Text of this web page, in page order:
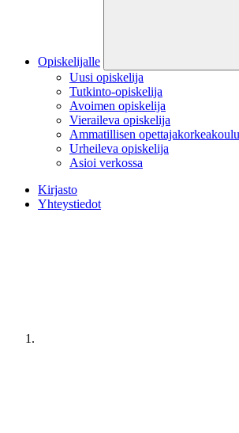
Opiskelijalle
Uusi opiskelija
Tutkinto-opiskelija
Avoimen opiskelija
Vieraileva opiskelija
Ammatillisen
Urheileva opiskelija
Asioi verkossa
Kirjasto
Yhteystiedot